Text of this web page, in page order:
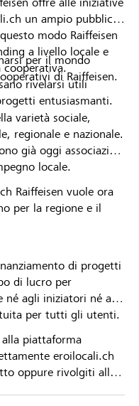
un ampio pubblico
modo Raiffeisen
a livello locale e
cooperativa.
rivelarsi utili
entusiasmanti.
per il mondo
di Raiffeisen.
varietà sociale,
regionale e nazionale.
già oggi associazioni
locale.
Raiffeisen vuole ora
per la regione e il
di progetti
di lucro per
né agli iniziatori né ai
per tutti gli utenti.
piattaforma
eroilocali.ch
oppure rivolgiti alla